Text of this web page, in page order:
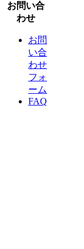
お問い合
わせ
お問
い合
わせ
フォ
ーム
FAQ